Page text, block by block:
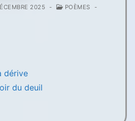
2025 - POÈMES -
dérive
du deuil